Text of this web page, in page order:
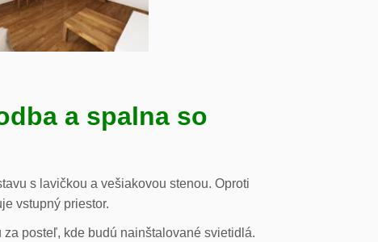
a spalna so
s lavičkou a vešiakovou stenou. Oproti
vstupný priestor.
posteľ, kde budú nainštalované svietidlá.